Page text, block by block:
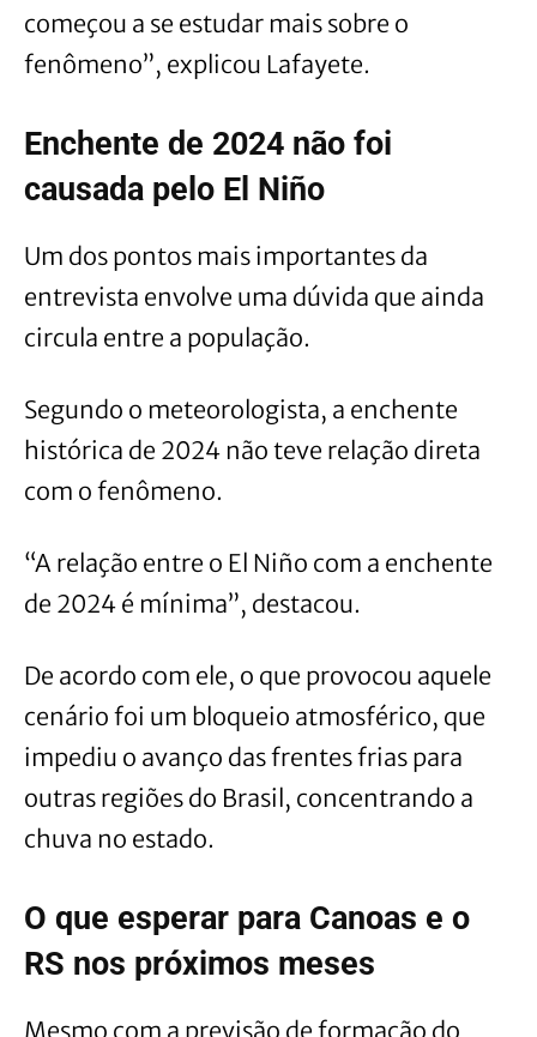
começou a se estudar mais sobre o
fenômeno”, explicou Lafayete.
Enchente de 2024 não foi
causada pelo El Niño
Um dos pontos mais importantes da
entrevista envolve uma dúvida que ainda
circula entre a população.
Segundo o meteorologista, a enchente
histórica de 2024 não teve relação direta
com o fenômeno.
“A relação entre o El Niño com a enchente
de 2024 é mínima”, destacou.
De acordo com ele, o que provocou aquele
cenário foi um bloqueio atmosférico, que
impediu o avanço das frentes frias para
outras regiões do Brasil, concentrando a
chuva no estado.
O que esperar para Canoas e o
RS nos próximos meses
Mesmo com a previsão de formação do